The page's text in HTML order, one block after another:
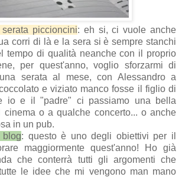
piccioncini: eh si, ci vuole anche
corri di là e la sera si è sempre stanchi
tempo di qualità neanche con il proprio
per quest'anno, voglio sforzarmi di
serata al mese, con Alessandro a
e viziato manco fosse il figlio di
io e il "padre" ci passiamo una bella
cinema o a qualche concerto... o anche
in un pub.
: questo è uno degli obiettivi per il
maggiormente quest'anno! Ho già
che conterrà tutti gli argomenti che
le idee che mi vengono man mano